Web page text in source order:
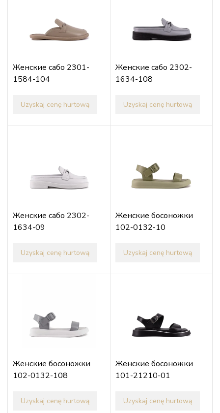
Женские сабо 2301-
1584-104
Uzyskaj cenę hurtową
Женские сабо 2302-
1634-108
Uzyskaj cenę hurtową
Женские сабо 2302-
1634-09
Uzyskaj cenę hurtową
Женские босоножки
102-0132-10
Uzyskaj cenę hurtową
Женские босоножки
102-0132-108
Uzyskaj cenę hurtową
Женские босоножки
101-21210-01
Uzyskaj cenę hurtową